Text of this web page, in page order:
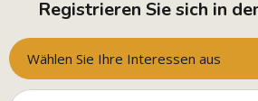
Registrieren Sie sich in
Wählen Sie Ihre Interessen aus